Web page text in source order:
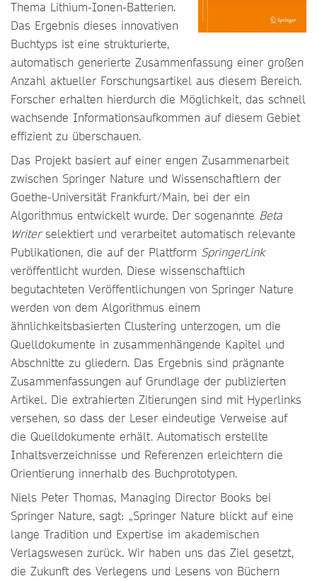
Thema Lithium-Ionen-Batterien.
Das Ergebnis dieses innovativen
Buchtyps ist eine strukturierte,
automatisch generierte Zusammenfassung einer großen
Anzahl aktueller Forschungsartikel aus diesem Bereich.
Forscher erhalten hierdurch die Möglichkeit, das schnell
wachsende Informationsaufkommen auf diesem Gebiet
effizient zu überschauen.
Das Projekt basiert auf einer engen Zusammenarbeit
zwischen Springer Nature und Wissenschaftlern der
Goethe-Universität Frankfurt/Main, bei der ein
Algorithmus entwickelt wurde. Der sogenannte Beta
Writerselektiert und verarbeitet automatisch relevante
Publikationen, die auf der Plattform SpringerLink
veröffentlicht wurden. Diese wissenschaftlich
begutachteten Veröffentlichungen von Springer Nature
werden von dem Algorithmus einem
ähnlichkeitsbasierten Clustering unterzogen, um die
Quelldokumente in zusammenhängende Kapitel und
Abschnitte zu gliedern. Das Ergebnis sind prägnante
Zusammenfassungen auf Grundlage der publizierten
Artikel. Die extrahierten Zitierungen sind mit Hyperlinks
versehen, so dass der Leser eindeutige Verweise auf
die Quelldokumente erhält. Automatisch erstellte
Inhaltsverzeichnisse und Referenzen erleichtern die
Orientierung innerhalb des Buchprototypen.
Niels Peter Thomas, Managing Director Books bei
Springer Nature, sagt: „Springer Nature blickt auf eine
lange Tradition und Expertise im akademischen
Verlagswesen zurück. Wir haben uns das Ziel gesetzt,
die Zukunft des Verlegens und Lesens von Büchern